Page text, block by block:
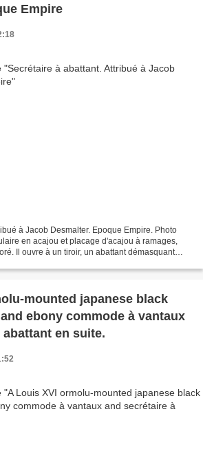
Empire
à Jacob Desmalter. Epoque Empire. Photo
en acajou et placage d'acajou à ramages,
Il ouvre à un tiroir, un abattant démasquant
mounted japanese black
ebony commode à vantaux
en suite.